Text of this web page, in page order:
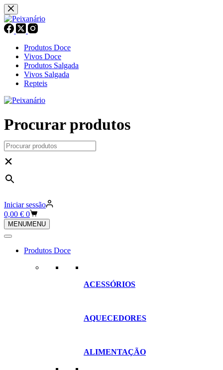
Pular
para
o
conteúdo
Produtos Doce
Vivos Doce
Produtos Salgada
Vivos Salgada
Repteis
Procurar produtos
×
Iniciar sessão
Carrinho
de
compras
0,00 € 0
MENUMENU
Produtos Doce
ACESSÓRIOS
AQUECEDORES
ALIMENTAÇÃO